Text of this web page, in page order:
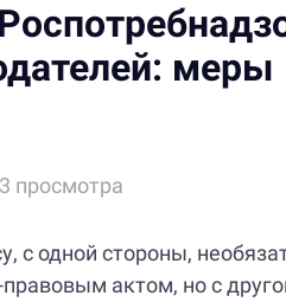
меры
просмотра
с одной стороны,
актом, но с